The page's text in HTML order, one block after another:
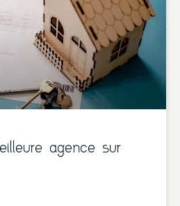
agence sur